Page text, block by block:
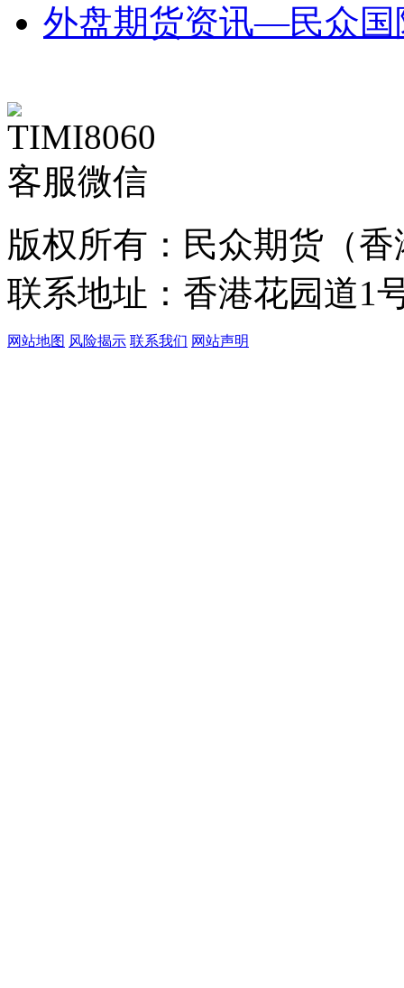
外盘期货资讯—民众国
客服微信
版权所有：民众期货（
联系地址：香港花园道1
网站地图 风险揭示 联系我们 网站声明